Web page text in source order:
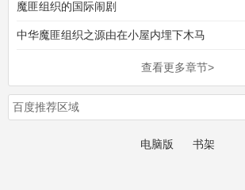
魔匪组织的国际闹剧
中华魔匪组织之源由在小屋内埋下木马
查看更多章节>
百度推荐区域
电脑版 书架